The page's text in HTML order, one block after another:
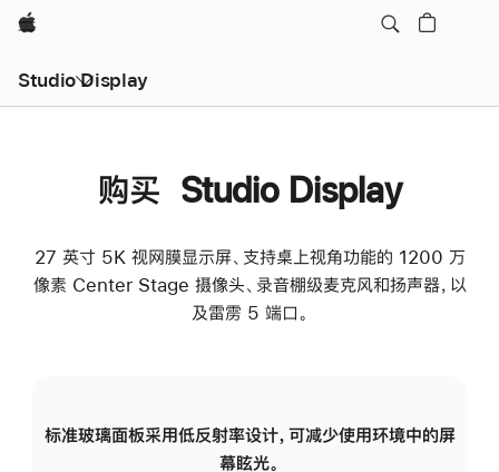
Apple
Studio Display
购买 Studio Display
27 英寸 5K 视网膜显示屏、支持桌上视角功能的 1200 万
像素 Center Stage 摄像头、录音棚级麦克风和扬声器，以
及雷雳 5 端口。
标准玻璃面板采用低反射率设计，可减少使用环境中的屏
幕眩光。